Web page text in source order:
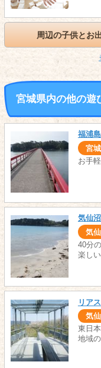
周辺の子供とお
宮城県内の他の遊
福浦
宮
お手
気仙
気
40分
楽しい
リア
気
東日
地域